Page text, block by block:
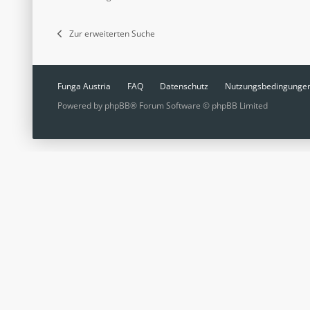
Zur erweiterten Suche
Funga Austria FAQ Datenschutz
Powered by phpBB® Forum Software © phpBB Limited